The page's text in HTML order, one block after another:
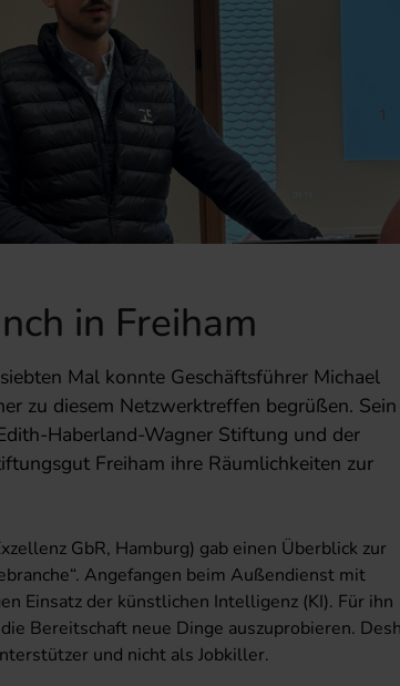
in Freiham
Mal konnte Geschäftsführer Michael
zu diesem Netzwerktreffen begrüßen. Sein
Haberland-Wagner Stiftung und der
Freiham ihre Räumlichkeiten zur
GbR, Hamburg) gab einen Überblick zur
Angefangen beim Außendienst mit
Einsatz der künstlichen Intelligenz (KI). Für ihn
Bereitschaft neue Dinge auszuprobieren.
und nicht als Jobkiller.